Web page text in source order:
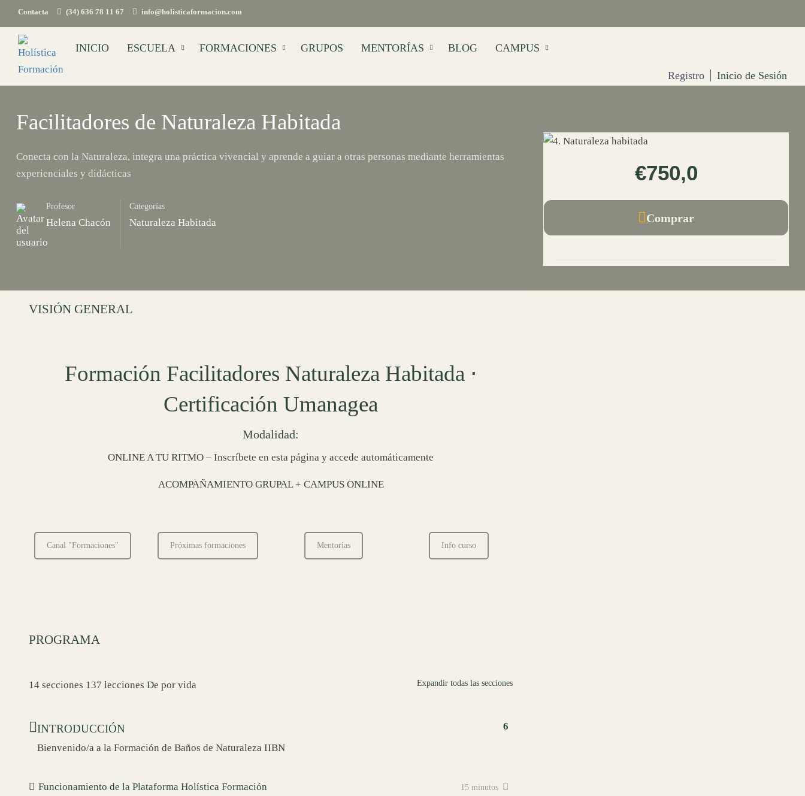
Contacta (34) 636 78 11 67 info@holisticaformacion.com
INICIO ESCUELA FORMACIONES GRUPOS MENTORÍAS BLOG CAMPUS
Registro Inicio de Sesión
Facilitadores de Naturaleza Habitada
Conecta con la Naturaleza, integra una práctica vivencial y aprende a guiar a otras personas mediante herramientas
experienciales y didácticas
Profesor
Helena Chacón
Categorías
Naturaleza Habitada
VISIÓN GENERAL
Formación Facilitadores Naturaleza Habitada ⋅
Certificación Umanagea
Modalidad:
ONLINE A TU RITMO – Inscríbete en esta página y accede automáticamente
ACOMPAÑAMIENTO GRUPAL + CAMPUS ONLINE
Canal "Formaciones" Próximas formaciones Mentorías Info curso
PROGRAMA
14 secciones 137 lecciones De por vida Expandir todas las secciones
INTRODUCCIÓN
Bienvenido/a a la Formación de Baños de Naturaleza IIBN
6
Funcionamiento de la Plataforma Holística Formación 15 minutos
€750,0
Comprar